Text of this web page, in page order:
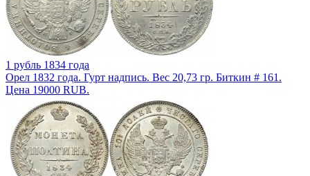
1 рубль 1834 года
Орел 1832 года. Гурт надпись. Вес 20,73 гр. Биткин # 161.
Цена 19000 RUB.